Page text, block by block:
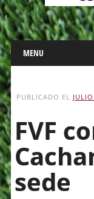
Main
Skip
to
content
MENU
PUBLICADO EL
FVF
sede